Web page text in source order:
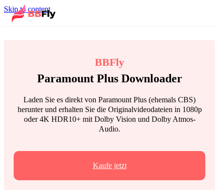
Skip to content
BBFly
Paramount Plus Downloader
Laden Sie es direkt von Paramount Plus (ehemals CBS)
herunter und erhalten Sie die Originalvideodateien in 1080p
oder 4K HDR10+ mit Dolby Vision und Dolby Atmos-
Audio.
Kaufe jetzt